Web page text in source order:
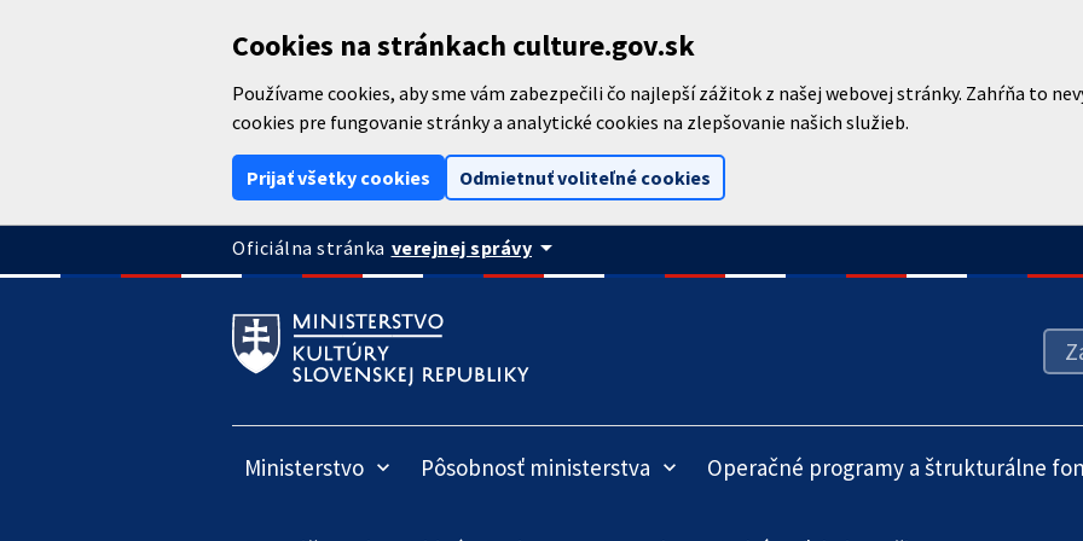
Cookies na stránkach culture.gov.sk
Používame cookies, aby sme vám zabezpečili čo najlepší zážitok z našej webovej stránky. Zahŕňa to
cookies pre fungovanie stránky a analytické cookies na zlepšovanie našich služieb.
Prijať všetky cookies Odmietnuť voliteľné cookies
Oficiálna stránka verejnej správy arrow_drop_down
Ministerstvo keyboard_arrow_down Pôsobnosť ministerstva keyboard_arrow_down Operačné programy a štrukturálne